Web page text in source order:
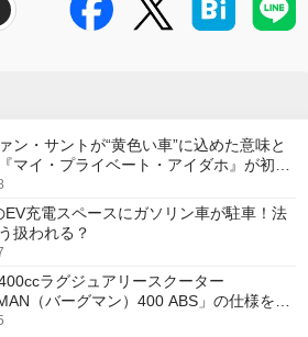
ン・サントが“黄色い車”に込めた意味と
マイ・プライベート・アイダホ』が初の
マスター版で復活
EV充電スペースにガソリン車が駐車！法
扱われる？
ラグジュアリースクーター
（バーグマン）400 ABS」の仕様を変
日に発売